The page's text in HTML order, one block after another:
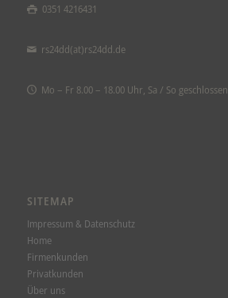
0351 4216431
rs24dd(at)rs24dd.de
Mo – Fr 8.00 – 18.00 Uhr, Sa / So geschlossen
SITEMAP
Impressum & Datenschutz
Home
Firmenkunden
Privatkunden
Über uns